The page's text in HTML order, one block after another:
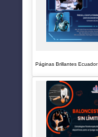
Páginas Brillantes Ecuador